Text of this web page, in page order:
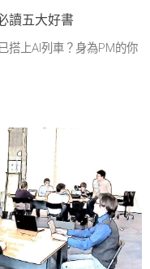
讀五大好書
搭上AI列車？身為PM的你